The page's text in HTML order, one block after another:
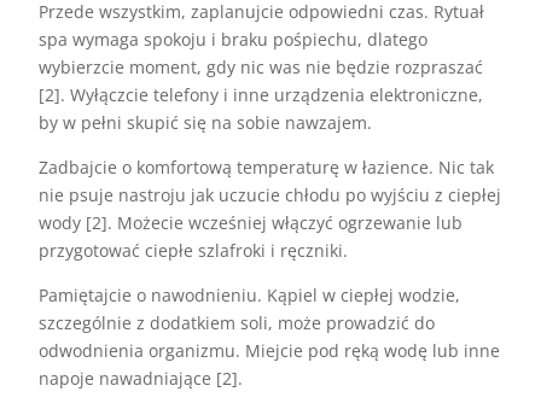
Przede wszystkim, zaplanujcie odpowiedni czas. Rytuał
spa wymaga spokoju i braku pośpiechu, dlatego
wybierzcie moment, gdy nic was nie będzie rozpraszać
[2]. Wyłączcie telefony i inne urządzenia elektroniczne,
by w pełni skupić się na sobie nawzajem.
Zadbajcie o komfortową temperaturę w łazience. Nic tak
nie psuje nastroju jak uczucie chłodu po wyjściu z ciepłej
wody [2]. Możecie wcześniej włączyć ogrzewanie lub
przygotować ciepłe szlafroki i ręczniki.
Pamiętajcie o nawodnieniu. Kąpiel w ciepłej wodzie,
szczególnie z dodatkiem soli, może prowadzić do
odwodnienia organizmu. Miejcie pod ręką wodę lub inne
napoje nawadniające [2].